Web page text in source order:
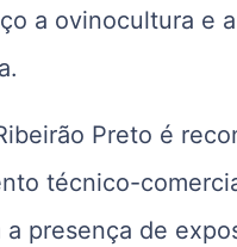
a ovinocultura e a
Preto é
técnico-
presença de